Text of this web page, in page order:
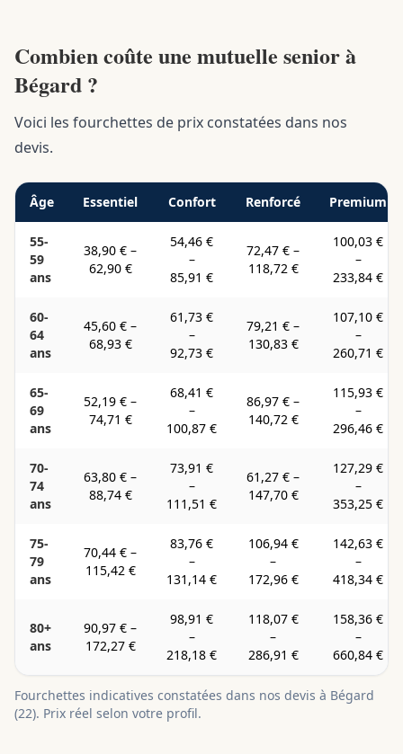
Combien coûte une mutuelle senior à
Bégard ?
Voici les fourchettes de prix constatées dans nos
devis.
Âge Essentiel Confort Renforcé Premium
55-
59
ans
38,90 € –
62,90 €
54,46 €
–
85,91 €
72,47 € –
118,72 €
100,03 €
–
233,84 €
60-
64
ans
45,60 € –
68,93 €
61,73 €
–
92,73 €
79,21 € –
130,83 €
107,10 €
–
260,71 €
65-
69
ans
52,19 € –
74,71 €
68,41 €
–
100,87 €
86,97 € –
140,72 €
115,93 €
–
296,46 €
70-
74
ans
63,80 € –
88,74 €
73,91 €
–
111,51 €
61,27 € –
147,70 €
127,29 €
–
353,25 €
75-
79
ans
70,44 € –
115,42 €
83,76 €
–
131,14 €
106,94 €
–
172,96 €
142,63 €
–
418,34 €
80+
ans
90,97 € –
172,27 €
98,91 €
–
218,18 €
118,07 €
–
286,91 €
158,36 €
–
660,84 €
Fourchettes indicatives constatées dans nos devis à Bégard
(22). Prix réel selon votre profil.